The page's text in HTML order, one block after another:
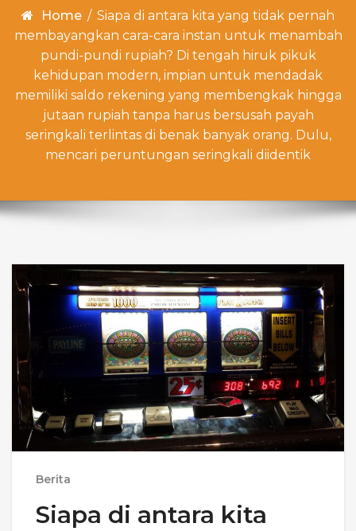
Home / Siapa di antara kita yang tidak pernah
membayangkan cara-cara instan untuk menambah
pundi-pundi rupiah? Di tengah hiruk pikuk
kehidupan modern, impian untuk mendadak
memiliki saldo rekening yang membengkak hingga
jutaan rupiah tanpa harus bersusah payah
seringkali terlintas di benak banyak orang. Dulu,
mencari peruntungan seringkali diidentik
Berita
Siapa di antara kita